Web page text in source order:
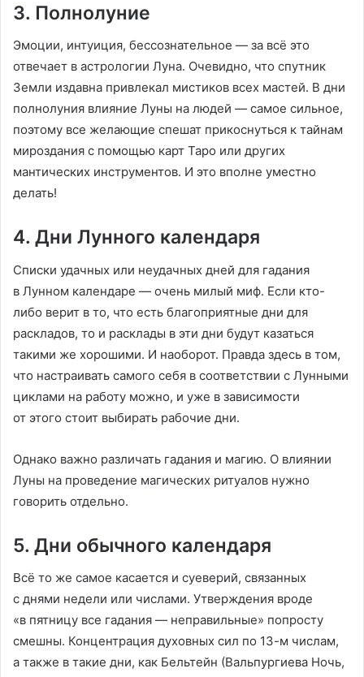
3. Полнолуние
Эмоции, интуиция, бессознательное — за всё это
отвечает в астрологии Луна. Очевидно, что спутник
Земли издавна привлекал мистиков всех мастей. В дни
полнолуния влияние Луны на людей — самое сильное,
поэтому все желающие спешат прикоснуться к тайнам
мироздания с помощью карт Таро или других
мантических инструментов. И это вполне уместно
делать!
4. Дни Лунного календаря
Списки удачных или неудачных дней для гадания
в Лунном календаре — очень милый миф. Если кто-
либо верит в то, что есть благоприятные дни для
раскладов, то и расклады в эти дни будут казаться
такими же хорошими. И наоборот. Правда здесь в том,
что настраивать самого себя в соответствии с Лунными
циклами на работу можно, и уже в зависимости
от этого стоит выбирать рабочие дни.
Однако важно различать гадания и магию. О влиянии
Луны на проведение магических ритуалов нужно
говорить отдельно.
5. Дни обычного календаря
Всё то же самое касается и суеверий, связанных
с днями недели или числами. Утверждения вроде
«в пятницу все гадания — неправильные» попросту
смешны. Концентрация духовных сил по 13-м числам,
а также в такие дни, как Бельтейн (Вальпургиева Ночь,